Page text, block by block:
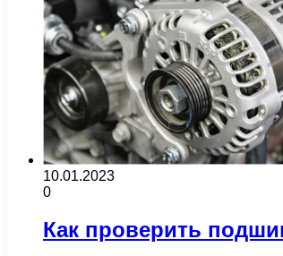
10.01.2023
0
Как проверить